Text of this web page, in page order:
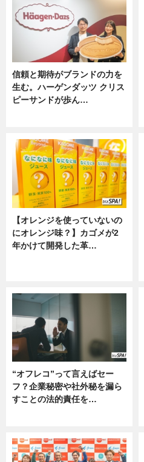
信頼と期待がブランドの力を
生む。ハーゲンダッツ クリス
ピーサンドが歩ん…
【オレンジを使っていないの
にオレンジ味？】カゴメが2
年かけて開発した革…
“オフレコ”って言えばセー
フ？企業秘密や社外秘を漏ら
すことの法的責任を…